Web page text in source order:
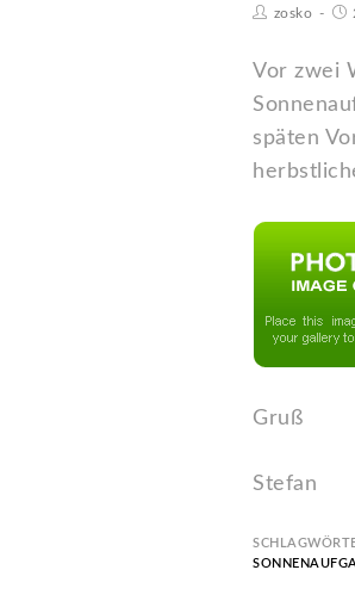
zosko
Vor zwei
späten
Gruß
Stefan